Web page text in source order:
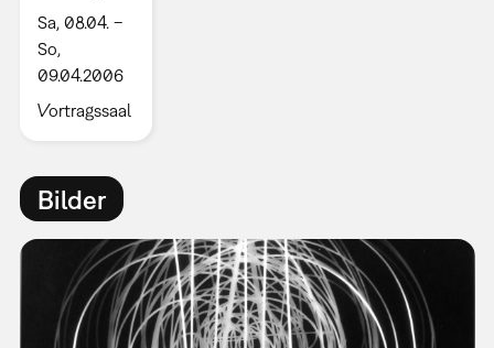
Sa, 08.04. –
So,
09.04.2006
Vortragssaal
Bilder